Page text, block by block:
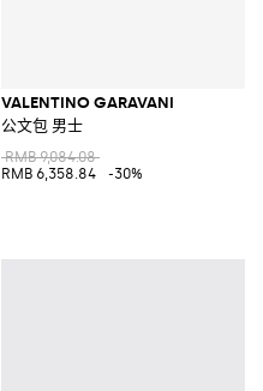
VALENTINO GARAVANI
公文包 男士
RMB 9,084.08
RMB 6,358.84
-30%